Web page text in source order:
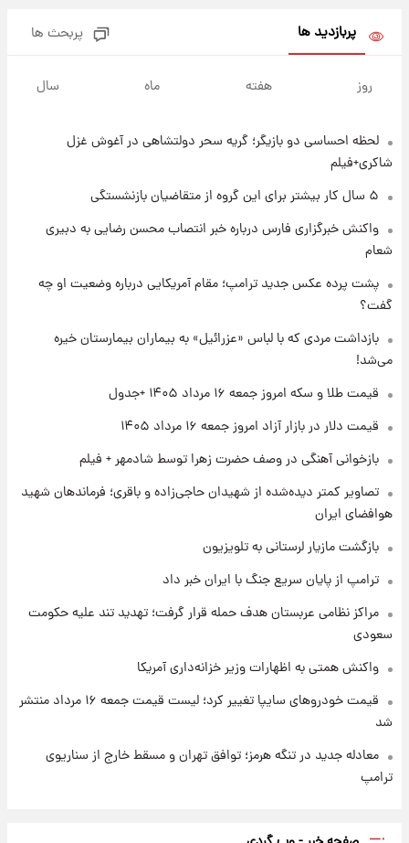
روزها پربارش‌تر خواهند بود؟
۱ روز پیش
۱ روز پیش
تغییر تند قیمت محصولات ایران‌خودرو و سایپا
امروز پنجشنبه ۱۵ مرداد ۱۴۰۵ +جدول
۱ روز پیش
قیمت طلا و سکه امروز پنجشنبه ۱۵ مرداد ۱۴۰۵
شارژ جدید کالابرگ برای سه دهک؛ جزئیات اعلام
پربازدید ها پربحث ها
روز هفته ماه سال
لحظه احساسی دو بازیگر؛ گریه سحر دولتشاهی در آغوش غزل
شاکری+فیلم
۵ سال کار بیشتر برای این گروه از متقاضیان بازنشستگی
واکنش خبرگزاری فارس درباره خبر انتصاب محسن رضایی به دبیری
شعام
پشت پرده عکس جدید ترامپ؛ مقام آمریکایی درباره وضعیت او چه
گفت؟
بازداشت مردی که با لباس «عزرائیل» به بیماران بیمارستان خیره
می‌شد!
قیمت طلا و سکه امروز جمعه ۱۶ مرداد ۱۴۰۵ +جدول
قیمت دلار در بازار آزاد امروز جمعه ۱۶ مرداد ۱۴۰۵
بازخوانی آهنگی در وصف حضرت زهرا توسط شادمهر + فیلم
تصاویر کمتر دیده‌شده از شهیدان حاجی‌زاده و باقری؛ فرماندهان شهید
هوافضای ایران
بازگشت مازیار لرستانی به تلویزیون
ترامپ از پایان سریع جنگ با ایران خبر داد
مراکز نظامی عربستان هدف حمله قرار گرفت؛ تهدید تند علیه حکومت
سعودی
واکنش همتی به اظهارات وزیر خزانه‌داری آمریکا
قیمت خودروهای سایپا تغییر کرد؛ لیست قیمت جمعه ۱۶ مرداد منتشر
شد
معادله جدید در تنگه هرمز؛ توافق تهران و مسقط خارج از سناریوی
ترامپ